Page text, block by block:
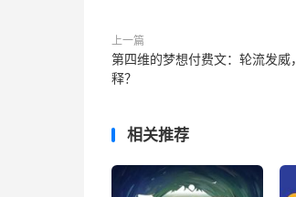
上一篇
第四维的梦想付费文：轮流发威
释？
相关推荐